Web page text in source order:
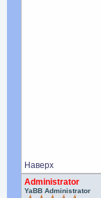
Наверх
Administrator
YaBB Administrator